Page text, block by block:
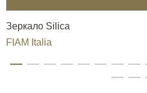
Зеркало Silica
FIAM Italia